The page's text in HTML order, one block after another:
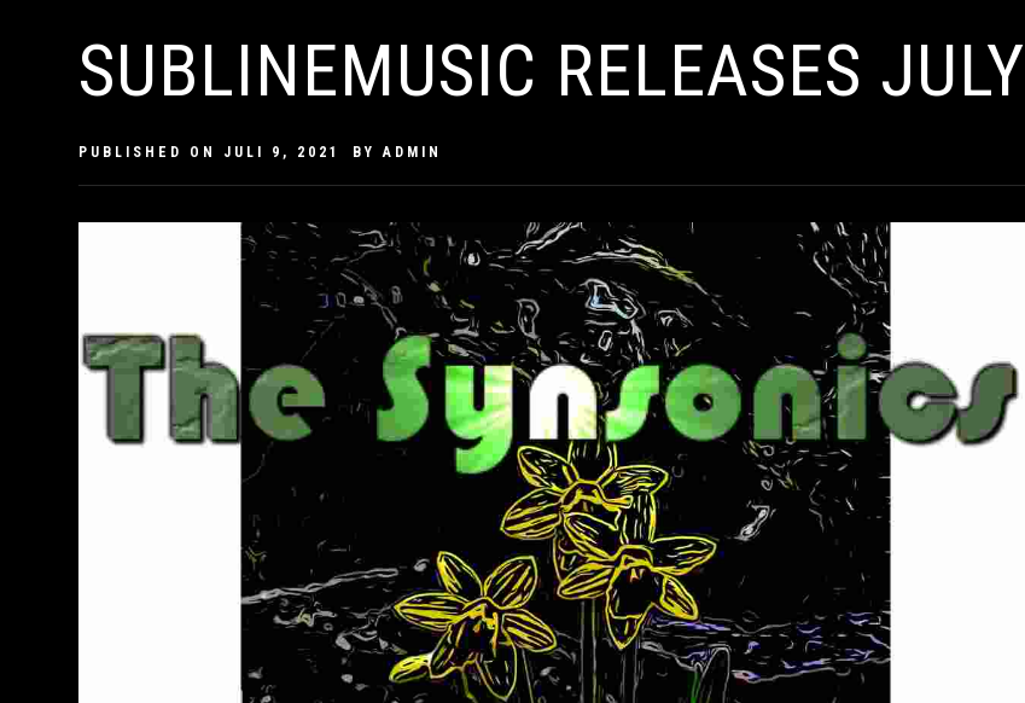
SUBLINEMUSIC RELEASES JULY
PUBLISHED ON JULI 9, 2021 BYADMIN